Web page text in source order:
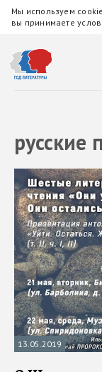
Мы используем
вы принимаете
русские
13.05.2019